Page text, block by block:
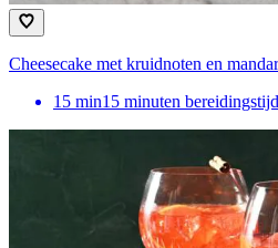
Cheesecake met kruidnoten en
15 min15 minuten bereidingstijd